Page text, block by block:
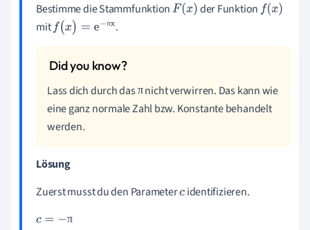
Bestimme die StammfunktionF(x) der Funktion f(x)
mit
π
f(x)=e πx .
Lass dich durch dasπ
πnicht verwirren. Das kann wie
eine ganz normale Zahl bzw. Konstante behandelt
werden.
Lösung
Zuerst musst du den Parameterc identifizieren.
π
c=-π